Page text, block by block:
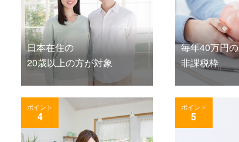
日本在住の
20歳以上の方が対象
毎年40万円の
非課税枠
ポイント
4
ポイント
5